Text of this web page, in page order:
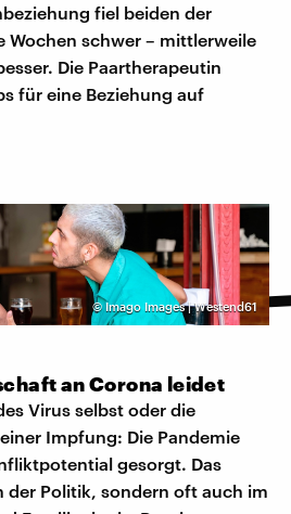
fiel beiden der
Wochen schwer – mittlerweile
Die Paartherapeutin
für eine Beziehung auf
©Imago Images | Westend61
an Corona leidet
Virus selbst oder die
Impfung: Die Pandemie
gesorgt. Das
der Politik, sondern oft auch im